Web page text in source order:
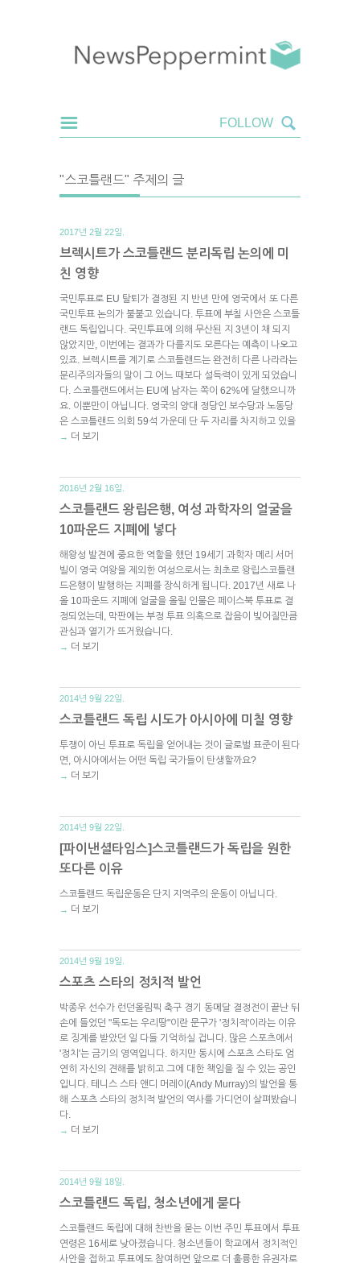
"스코틀랜드" 주제의 글
2017년 2월 22일.
브렉시트가 스코틀랜드 분리독립 논의에 미
친 영향
국민투표로 EU 탈퇴가 결정된 지 반년 만에 영국에서 또 다른
국민투표 논의가 불붙고 있습니다. 투표에 부칠 사안은 스코틀
랜드 독립입니다. 국민투표에 의해 무산된 지 3년이 채 되지
않았지만, 이번에는 결과가 다를지도 모른다는 예측이 나오고
있죠. 브렉시트를 계기로 스코틀랜드는 완전히 다른 나라라는
분리주의자들의 말이 그 어느 때보다 설득력이 있게 되었습니
다. 스코틀랜드에서는 EU에 남자는 쪽이 62%에 달했으니까
요. 이뿐만이 아닙니다. 영국의 양대 정당인 보수당과 노동당
은 스코틀랜드 의회 59석 가운데 단 두 자리를 차지하고 있을
→ 더 보기
2016년 2월 16일.
스코틀랜드 왕립은행, 여성 과학자의 얼굴을
10파운드 지폐에 넣다
해왕성 발견에 중요한 역할을 했던 19세기 과학자 메리 서머
빌이 영국 여왕을 제외한 여성으로서는 최초로 왕립스코틀랜
드은행이 발행하는 지폐를 장식하게 됩니다. 2017년 새로 나
올 10파운드 지폐에 얼굴을 올릴 인물은 페이스북 투표로 결
정되었는데, 막판에는 부정 투표 의혹으로 잡음이 빚어질만큼
관심과 열기가 뜨거웠습니다.
→ 더 보기
2014년 9월 22일.
스코틀랜드 독립 시도가 아시아에 미칠 영향
투쟁이 아닌 투표로 독립을 얻어내는 것이 글로벌 표준이 된다
면, 아시아에서는 어떤 독립 국가들이 탄생할까요?
→ 더 보기
2014년 9월 22일.
[파이낸셜타임스]스코틀랜드가 독립을 원한
또다른 이유
스코틀랜드 독립운동은 단지 지역주의 운동이 아닙니다.
→ 더 보기
2014년 9월 19일.
스포츠 스타의 정치적 발언
박종우 선수가 런던올림픽 축구 경기 동메달 결정전이 끝난 뒤
손에 들었던 "독도는 우리땅"이란 문구가 '정치적'이라는 이유
로 징계를 받았던 일 다들 기억하실 겁니다. 많은 스포츠에서
'정치'는 금기의 영역입니다. 하지만 동시에 스포츠 스타도 엄
연히 자신의 견해를 밝히고 그에 대한 책임을 질 수 있는 공인
입니다. 테니스 스타 앤디 머레이(Andy Murray)의 발언을 통
해 스포츠 스타의 정치적 발언의 역사를 가디언이 살펴봤습니
다.
→ 더 보기
2014년 9월 18일.
스코틀랜드 독립, 청소년에게 묻다
스코틀랜드 독립에 대해 찬반을 묻는 이번 주민 투표에서 투표
연령은 16세로 낮아졌습니다. 청소년들이 학교에서 정치적인
사안을 접하고 투표에도 참여하면 앞으로 더 훌륭한 유권자로